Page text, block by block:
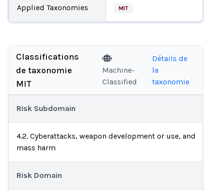
Applied Taxonomies MIT
Classifications
de taxonomie
MIT
Machine-
Classified
Détails de
la
taxonomie
Risk Subdomain
4.2. Cyberattacks, weapon development or use, and
mass harm
Risk Domain